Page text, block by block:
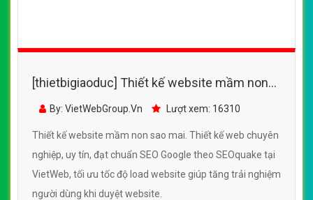
[thietbigiaoduc] Thiết kế website mầm non
sao mai đẹp, chuyên nghiệp chuẩn SEO
By: VietWebGroup.Vn Lượt xem: 16310
Thiết kế website mầm non sao mai. Thiết kế web chuyên
nghiệp, uy tín, đạt chuẩn SEO Google theo SEOquake tại
VietWeb, tối ưu tốc độ load website giúp tăng trải nghiệm
người dùng khi duyệt website.